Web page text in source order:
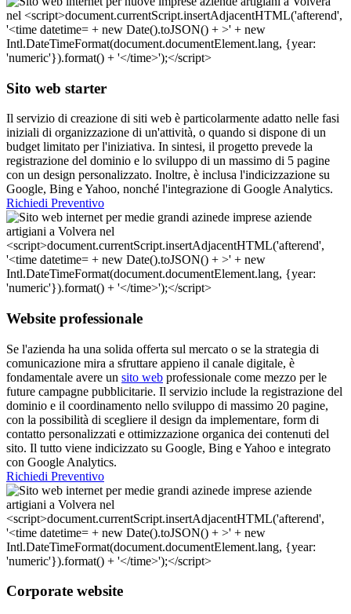
Sito web starter
Il servizio di creazione di siti web è particolarmente adatto nelle fasi
iniziali di organizzazione di un'attività, o quando si dispone di un
budget limitato per l'iniziativa. In sintesi, il progetto prevede la
registrazione del dominio e lo sviluppo di un massimo di 5 pagine
con un design personalizzato. Inoltre, è inclusa l'indicizzazione su
Google, Bing e Yahoo, nonché l'integrazione di Google Analytics.
Richiedi Preventivo
Website professionale
Se l'azienda ha una solida offerta sul mercato o se la strategia di
comunicazione mira a sfruttare appieno il canale digitale, è
fondamentale avere un sito web professionale come mezzo per le
future campagne pubblicitarie. Il servizio include la registrazione del
dominio e il coordinamento nello sviluppo di massimo 20 pagine,
con la possibilità di scegliere il design da implementare, form di
contatto personalizzati e ottimizzazione organica dei contenuti del
sito. Il tutto viene indicizzato su Google, Bing e Yahoo e integrato
con Google Analytics.
Richiedi Preventivo
Corporate website